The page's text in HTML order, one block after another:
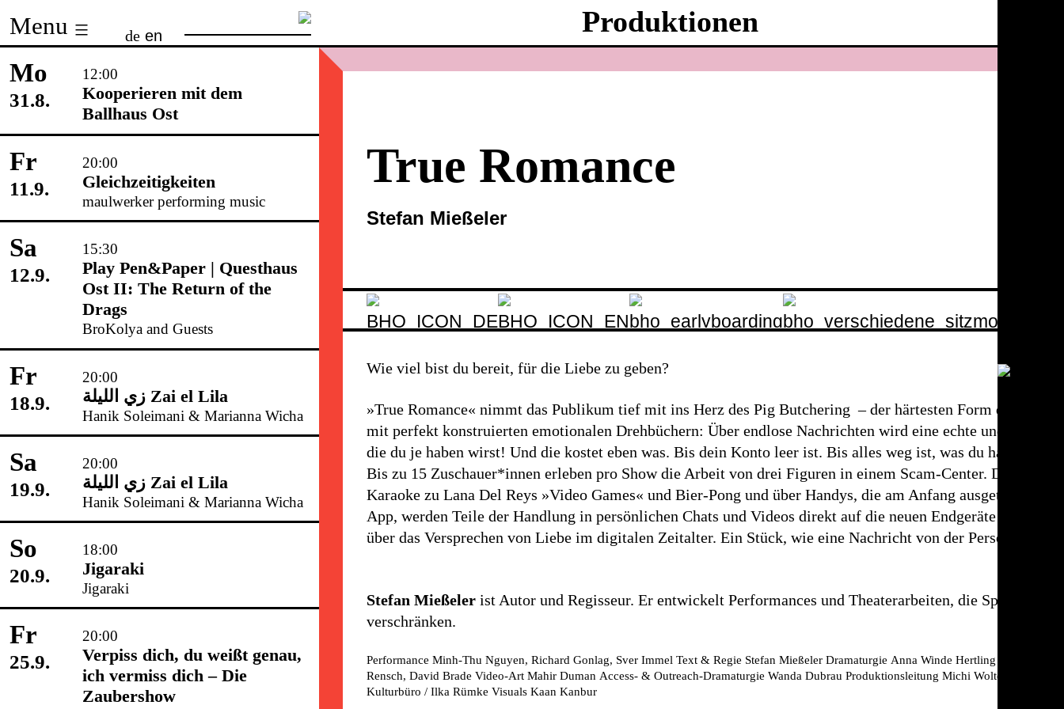
to
content
Menu de en
Mo
31.8.
12:00
Kooperieren mit dem
Ballhaus Ost
Fr
11.9.
20:00
Gleichzeitigkeiten
maulwerker performing music
Sa
12.9.
15:30
Play Pen&Paper | Questhaus
Ost II: The Return of the
Drags
BroKolya and Guests
Fr
18.9.
20:00
زي‌ اللیلة Zai el Lila
Hanik Soleimani & Marianna Wicha
Sa
19.9.
20:00
زي‌ اللیلة Zai el Lila
Hanik Soleimani & Marianna Wicha
So
20.9.
18:00
Jigaraki
Jigaraki
Fr
25.9.
20:00
Verpiss dich, du weißt genau,
ich vermiss dich – Die
Zaubershow
Produktionen
True Romance
Stefan Mießeler
Wie viel bist du bereit, für die Liebe zu geben?
»True Romance« nimmt das Publikum tief mit ins Herz des Pig Butchering – der härtesten Form digitalen
mit perfekt konstruierten emotionalen Drehbüchern: Über endlose Nachrichten wird eine echte und schöne
die du je haben wirst! Und die kostet eben was. Bis dein Konto leer ist. Bis alles weg ist, was du hast.
Bis zu 15 Zuschauer*innen erleben pro Show die Arbeit von drei Figuren in einem Scam-Center. Die
Karaoke zu Lana Del Reys »Video Games« und Bier-Pong und über Handys, die am Anfang ausgeteilt
App, werden Teile der Handlung in persönlichen Chats und Videos direkt auf die neuen Endgeräte der
über das Versprechen von Liebe im digitalen Zeitalter. Ein Stück, wie eine Nachricht von der Person, die
Stefan Mießeler ist Autor und Regisseur. Er entwickelt Performances und Theaterarbeiten, die
verschränken.
Performance Minh-Thu Nguyen, Richard Gonlag, Sver ImmelText & Regie Stefan MießelerDramaturgie Anna Winde Hertling
Rensch, David BradeVideo-Art Mahir Duman Access- & Outreach-Dramaturgie Wanda DubrauProduktionsleitung Michi Wolters
Kulturbüro / Ilka RümkeVisuals Kaan Kanbur